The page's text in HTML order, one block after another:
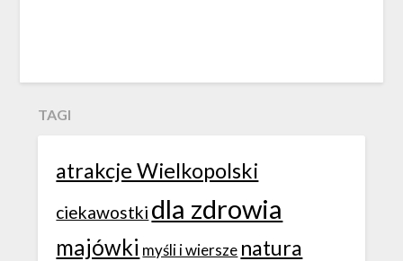
TAGI
atrakcje Wielkopolski
ciekawostki dla zdrowia
majówki myśli i wiersze natura